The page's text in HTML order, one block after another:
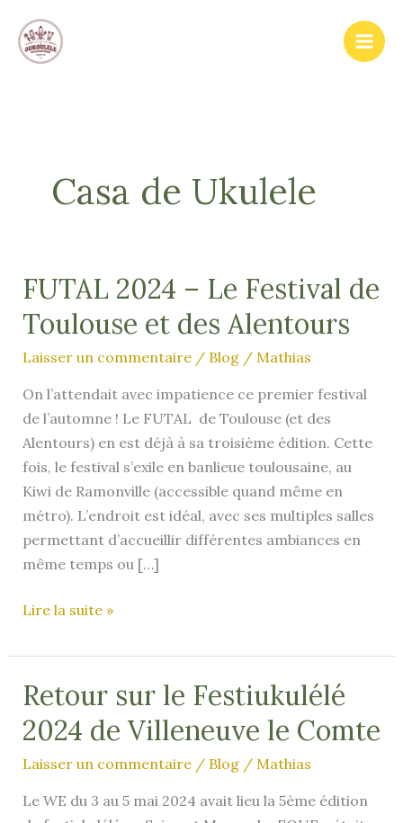
contenu
Casa de Ukulele
FUTAL 2024 – Le Festival de
Toulouse et des Alentours
Laisser un commentaire / Blog/ Mathias
On l’attendait avec impatience ce premier festival
de l’automne ! Le FUTAL de Toulouse (et des
Alentours) en est déjà à sa troisième édition. Cette
fois, le festival s’exile en banlieue toulousaine, au
Kiwi de Ramonville (accessible quand même en
métro). L’endroit est idéal, avec ses multiples salles
permettant d’accueillir différentes ambiances en
même temps ou […]
FUTAL
–
Le
Festival
de
Toulouse
des
Lire la suite »
Retour sur le Festiukulélé
2024 de Villeneuve le Comte
Laisser un commentaire / Blog/ Mathias
Le WE du 3 au 5 mai 2024 avait lieu la 5ème édition